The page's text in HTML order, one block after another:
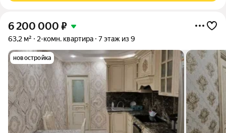
6 200 000 ₽
63,2 м² 2-комн. квартира 7 этаж из 9
новостройка